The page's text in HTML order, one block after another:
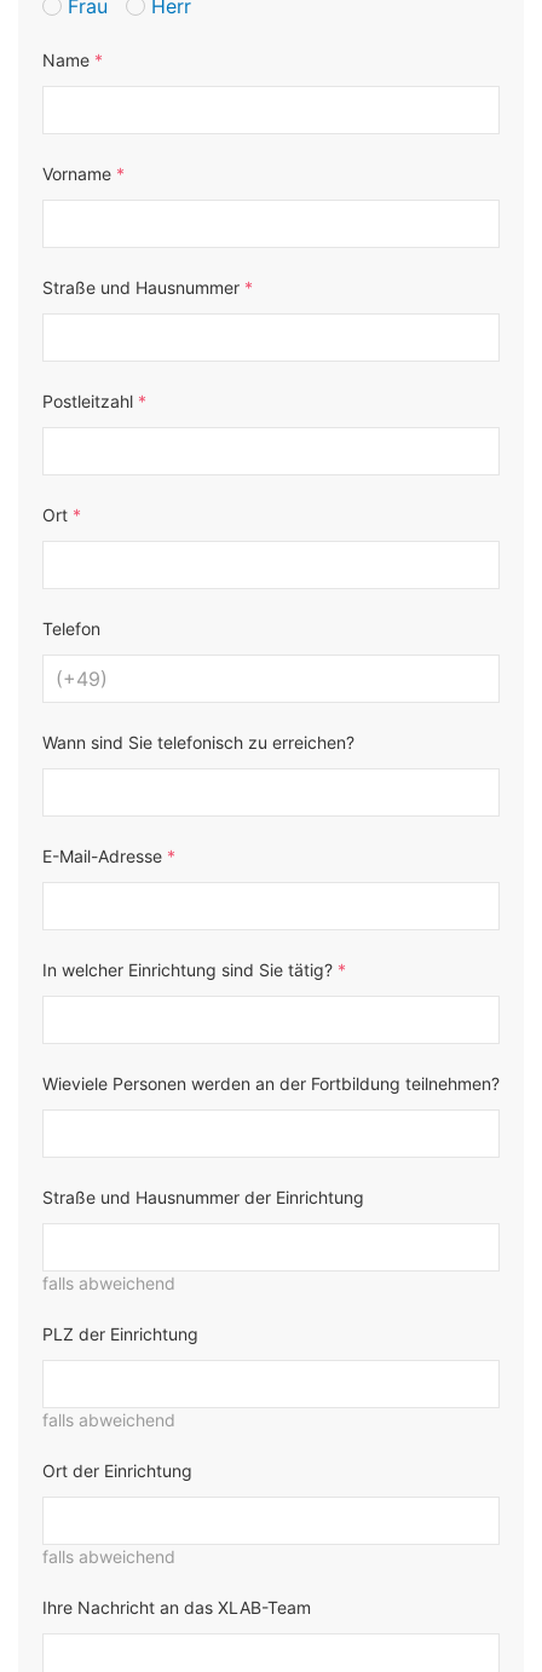
Frau Herr
Name *
Vorname *
Straße und Hausnummer *
Postleitzahl *
Ort *
Telefon
Wann sind Sie telefonisch zu erreichen?
E-Mail-Adresse *
In welcher Einrichtung sind Sie tätig? *
Wieviele Personen werden an der Fortbildung teilnehmen?
Straße und Hausnummer der Einrichtung
falls abweichend
PLZ der Einrichtung
falls abweichend
Ort der Einrichtung
falls abweichend
Ihre Nachricht an das XLAB-Team